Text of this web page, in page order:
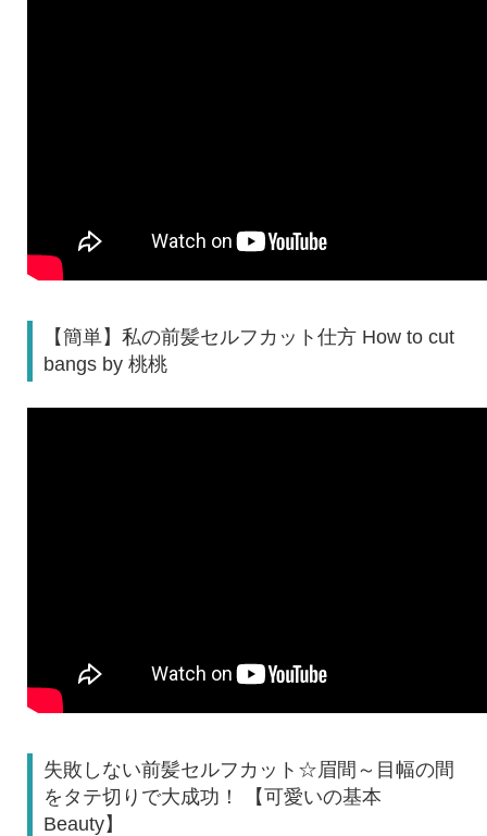
【簡単】私の前髪セルフカット仕方 How to cut
bangs by 桃桃
失敗しない前髪セルフカット☆眉間～目幅の間
をタテ切りで大成功！ 【可愛いの基本
Beauty】